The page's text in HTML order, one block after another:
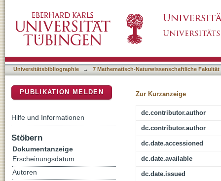
Tricyclic Antidepressants in Human Serum
Universitätsbibliographie → 7 Mathematisch-Naturwissenschaftliche Fakultät
Zur Kurzanzeige
dc.contributor.author
dc.contributor.author
dc.date.accessioned
dc.date.available
dc.date.issued
PUBLIKATION MELDEN
Hilfe und Informationen
Stöbern
Dokumentanzeige
Erscheinungsdatum
Autoren